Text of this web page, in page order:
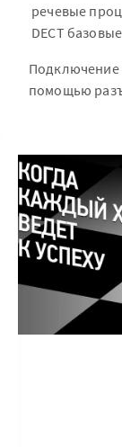
речевые
DECT
Подключение
помощью